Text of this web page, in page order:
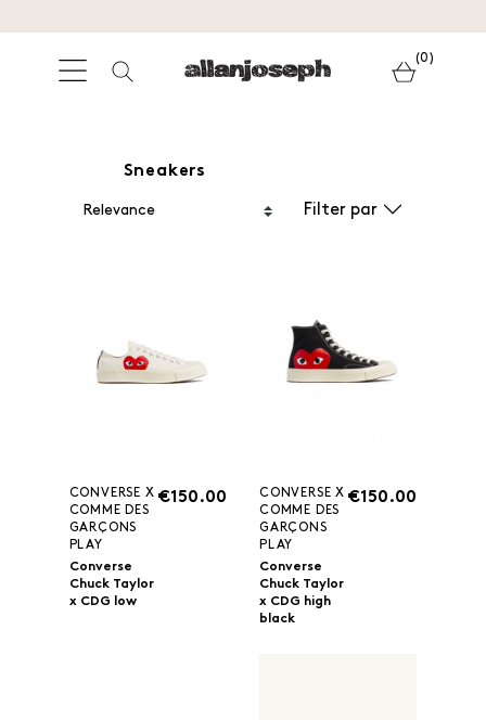
(0)
Sneakers
Filter par
CONVERSE X
COMME DES
GARÇONS
PLAY
Converse
Chuck Taylor
x CDG low
€150.00
CONVERSE X
COMME DES
GARÇONS
PLAY
Converse
Chuck Taylor
x CDG high
black
€150.00